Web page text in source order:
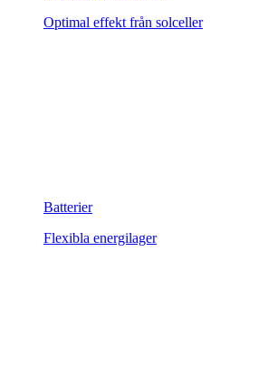
Optimal effekt från solceller
Batterier
Flexibla energilager